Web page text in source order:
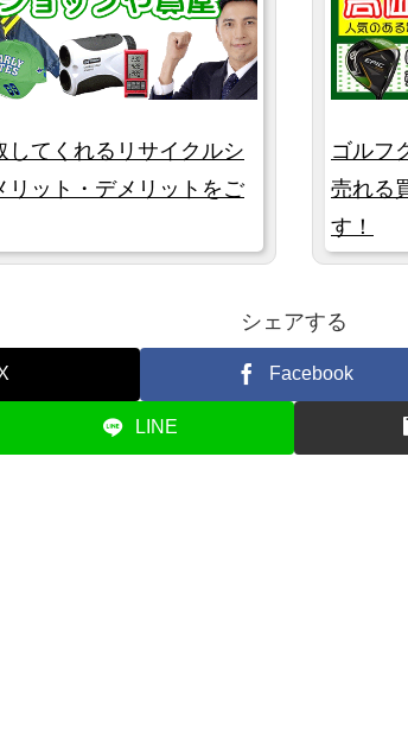
してくれるリサイクルシ
リット・デメリットをご
ゴルフ
売れる
す！
シェアする
Facebook
LINE